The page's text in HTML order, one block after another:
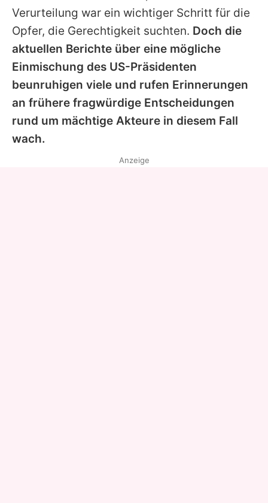
Verurteilung war ein wichtiger Schritt für die
Opfer, die Gerechtigkeit suchten. Doch die
aktuellen Berichte über eine mögliche
Einmischung des US-Präsidenten
beunruhigen viele und rufen Erinnerungen
an frühere fragwürdige Entscheidungen
rund um mächtige Akteure in diesem Fall
wach.
Anzeige